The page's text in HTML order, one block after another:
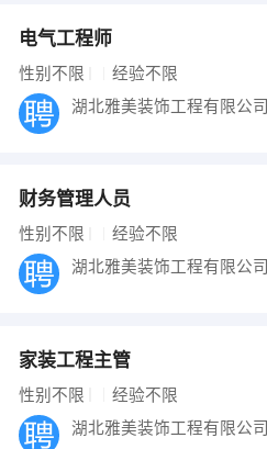
电气工程师
性别不限 经验不限
湖北雅美装饰工程有限公司
财务管理人员
性别不限 经验不限
湖北雅美装饰工程有限公司
家装工程主管
性别不限 经验不限
湖北雅美装饰工程有限公司